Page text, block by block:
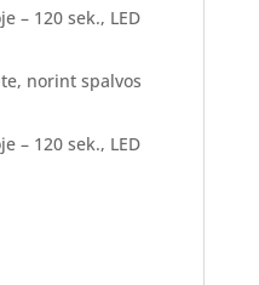
– 120 sek., LED
norint spalvos
– 120 sek., LED